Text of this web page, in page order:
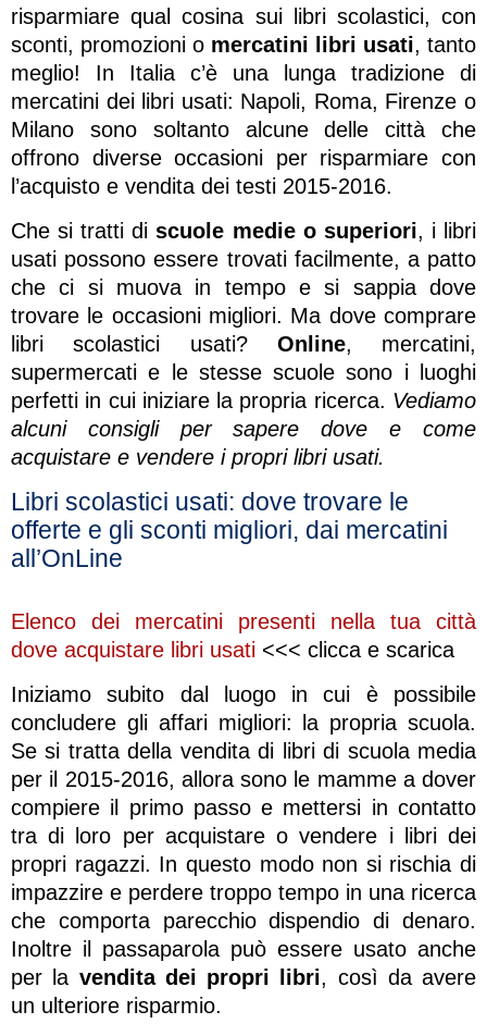
risparmiare qual cosina sui libri scolastici, con
sconti, promozioni o mercatini libri usati, tanto
meglio! In Italia c’è una lunga tradizione di
mercatini dei libri usati: Napoli, Roma, Firenze o
Milano sono soltanto alcune delle città che
offrono diverse occasioni per risparmiare con
l’acquisto e vendita dei testi 2015-2016.
Che si tratti discuole medie o superiori, i libri
usati possono essere trovati facilmente, a patto
che ci si muova in tempo e si sappia dove
trovare le occasioni migliori. Ma dove comprare
libri scolastici usati? Online, mercatini,
supermercati e le stesse scuole sono i luoghi
perfetti in cui iniziare la propria ricerca. Vediamo
alcuni consigli per sapere dove e come
acquistare e vendere i propri libri usati.
Libri scolastici usati: dove trovare le
offerte e gli sconti migliori, dai mercatini
all’OnLine
Elenco dei mercatini presenti nella tua città
dove acquistare libri usati <<< clicca e scarica
Iniziamo subito dal luogo in cui è possibile
concludere gli affari migliori: la propria scuola.
Se si tratta della vendita di libri di scuola media
per il 2015-2016, allora sono le mamme a dover
compiere il primo passo e mettersi in contatto
tra di loro per acquistare o vendere i libri dei
propri ragazzi. In questo modo non si rischia di
impazzire e perdere troppo tempo in una ricerca
che comporta parecchio dispendio di denaro.
Inoltre il passaparola può essere usato anche
per la vendita dei propri libri, così da avere
un ulteriore risparmio.